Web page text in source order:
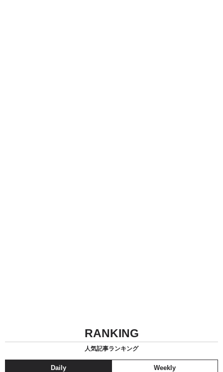
RANKING
人気記事ランキング
Daily Weekly